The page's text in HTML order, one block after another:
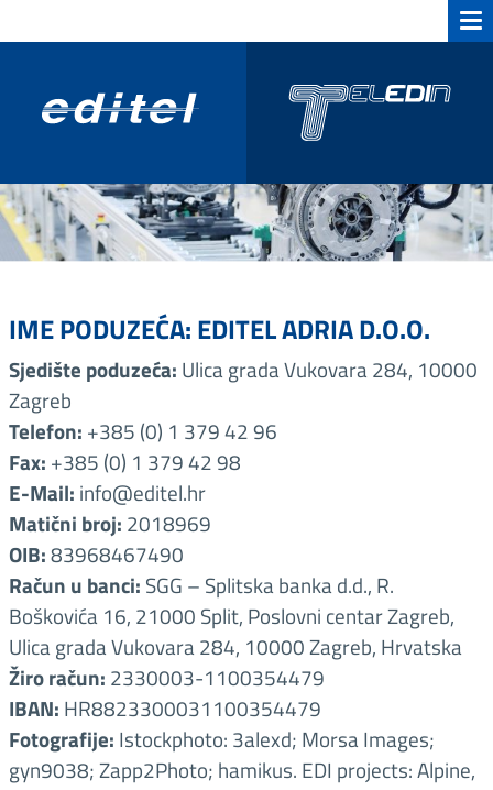
IME PODUZEĆA:EDITEL ADRIA D.O.O.
Sjedište poduzeća: Ulica grada Vukovara 284, 10000
Zagreb
Telefon: +385 (0) 1 379 42 96
Fax: +385 (0) 1 379 42 98
E-Mail: info@editel.hr
Matični broj: 2018969
OIB:83968467490
Račun u banci: SGG – Splitska banka d.d., R.
Boškovića 16, 21000 Split, Poslovni centar Zagreb,
Ulica grada Vukovara 284, 10000 Zagreb, Hrvatska
Žiro račun: 2330003-1100354479
IBAN: HR8823300031100354479
Fotografije: Istockphoto: 3alexd; Morsa Images;
gyn9038; Zapp2Photo; hamikus. EDI projects: Alpine,